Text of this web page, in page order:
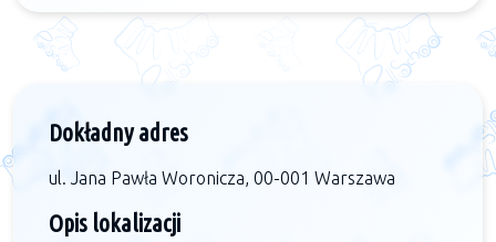
Dokładny adres
ul. Jana Pawła Woronicza, 00-001 Warszawa
Opis lokalizacji